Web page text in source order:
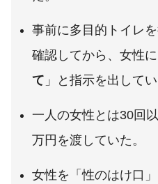
事前に多目的トイレ
確認してから、女性
て 」と指示を出してい
一人の女性とは30回
万円を渡していた。
女性を「性のはけ口